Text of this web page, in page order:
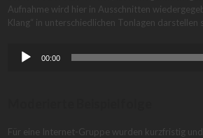
Aufnahme wird hier in Ausschnitten
Klang“ in unterschiedlichen Tonlagen darstellen
Audio-
Player
00:00
Für eine Internet-Gruppe wurden kurzfristig